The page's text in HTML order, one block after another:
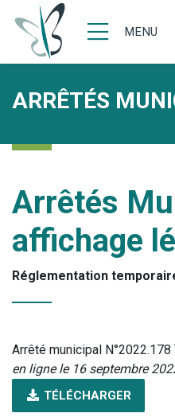
MENU
ARRÊTÉS
Arrêtés
affichage
Réglementation
Arrêté municipal
en ligne le 16 septembre
TÉLÉCHARGER